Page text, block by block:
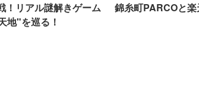
！リアル謎解きゲーム
地"を巡る！
錦糸町PARCOと